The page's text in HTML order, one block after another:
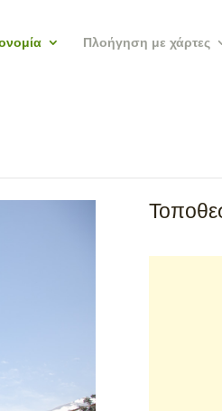
Πλοήγηση με χάρτες